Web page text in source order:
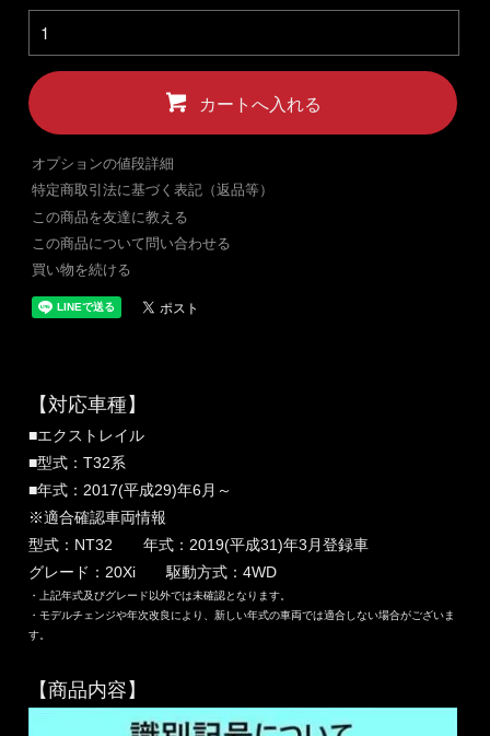
カートへ入れる
オプションの値段詳細
特定商取引法に基づく表記（返品等）
この商品を友達に教える
この商品について問い合わせる
買い物を続ける
【対応車種】
■エクストレイル
■型式：T32系
■年式：2017(平成29)年6月～
※適合確認車両情報
型式：NT32 年式：2019(平成31)年3月登録車
グレード：20Xi 駆動方式：4WD
・上記年式及びグレード以外では未確認となります。
・モデルチェンジや年次改良により、新しい年式の車両では適合しない場合がございま
す。
【商品内容】